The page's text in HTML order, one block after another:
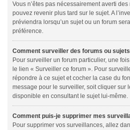
Vous n’êtes pas nécessairement averti
pouvez revenir plus tard sur le sujet. A
préviendra lorsqu’un sujet ou un forum
préférence.
Comment surveiller des forums ou
Pour surveiller un forum particulier, une
le lien « Surveiller ce forum ». Pour
répondre à ce sujet et cocher la case du
message pour le surveiller, soit cliquer sur
disponible en consultant le sujet lui-même.
Comment puis-je supprimer mes
Pour supprimer vos surveillances, allez